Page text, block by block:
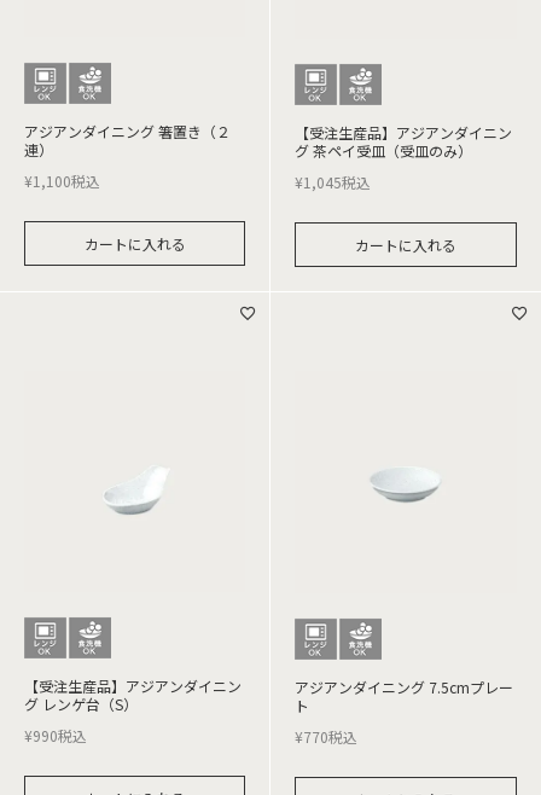
アジアンダイニング 箸置き（２
連）
¥1,100税込
カートに入れる
【受注生産品】アジアンダイニン
グ 茶ペイ受皿（受皿のみ）
¥1,045税込
カートに入れる
【受注生産品】アジアンダイニン
グ レンゲ台（S）
¥990税込
アジアンダイニング 7.5cmプレー
ト
¥770税込